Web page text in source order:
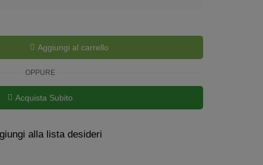
Aggiungi al carrello
OPPURE
Acquista Subito
alla lista desideri